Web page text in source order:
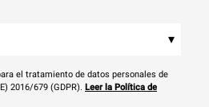
▾
el tratamiento de datos personales de
2016/679 (GDPR). Leer la Política de